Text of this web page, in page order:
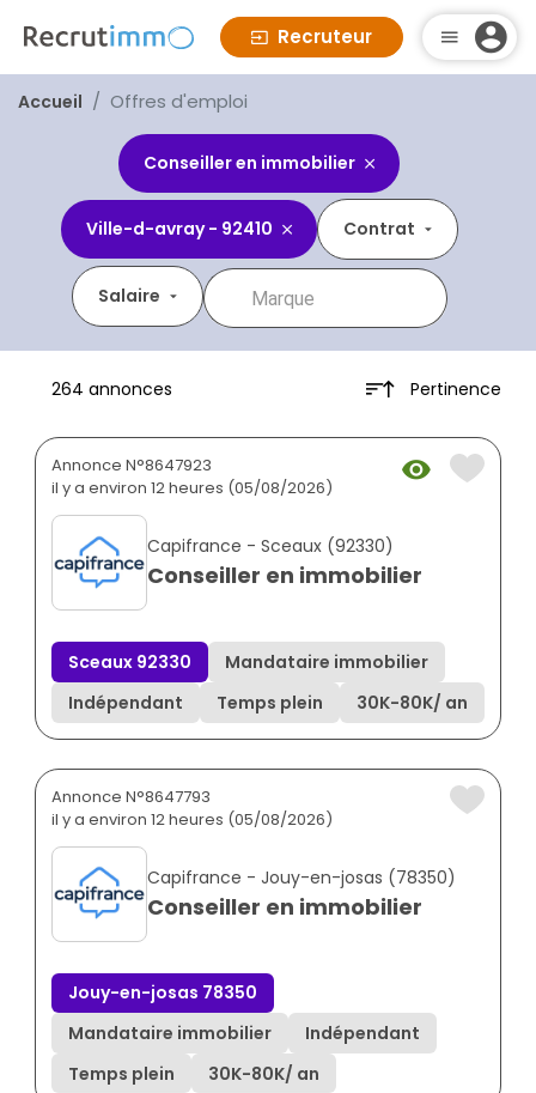
Recruteur
Accueil Offres d'emploi
Conseiller en immobilier
Ville-d-avray - 92410 Contrat
Salaire
264 annonces Pertinence
Annonce N°8647923
il y a environ 12 heures (05/08/2026)
Capifrance - Sceaux (92330)
Conseiller en immobilier
Sceaux 92330
Mandataire immobilier
Indépendant
Temps plein 30K-80K/ an
Annonce N°8647793
il y a environ 12 heures (05/08/2026)
Capifrance - Jouy-en-josas (78350)
Conseiller en immobilier
Jouy-en-josas 78350
Mandataire immobilier
Indépendant
Temps plein
30K-80K/ an